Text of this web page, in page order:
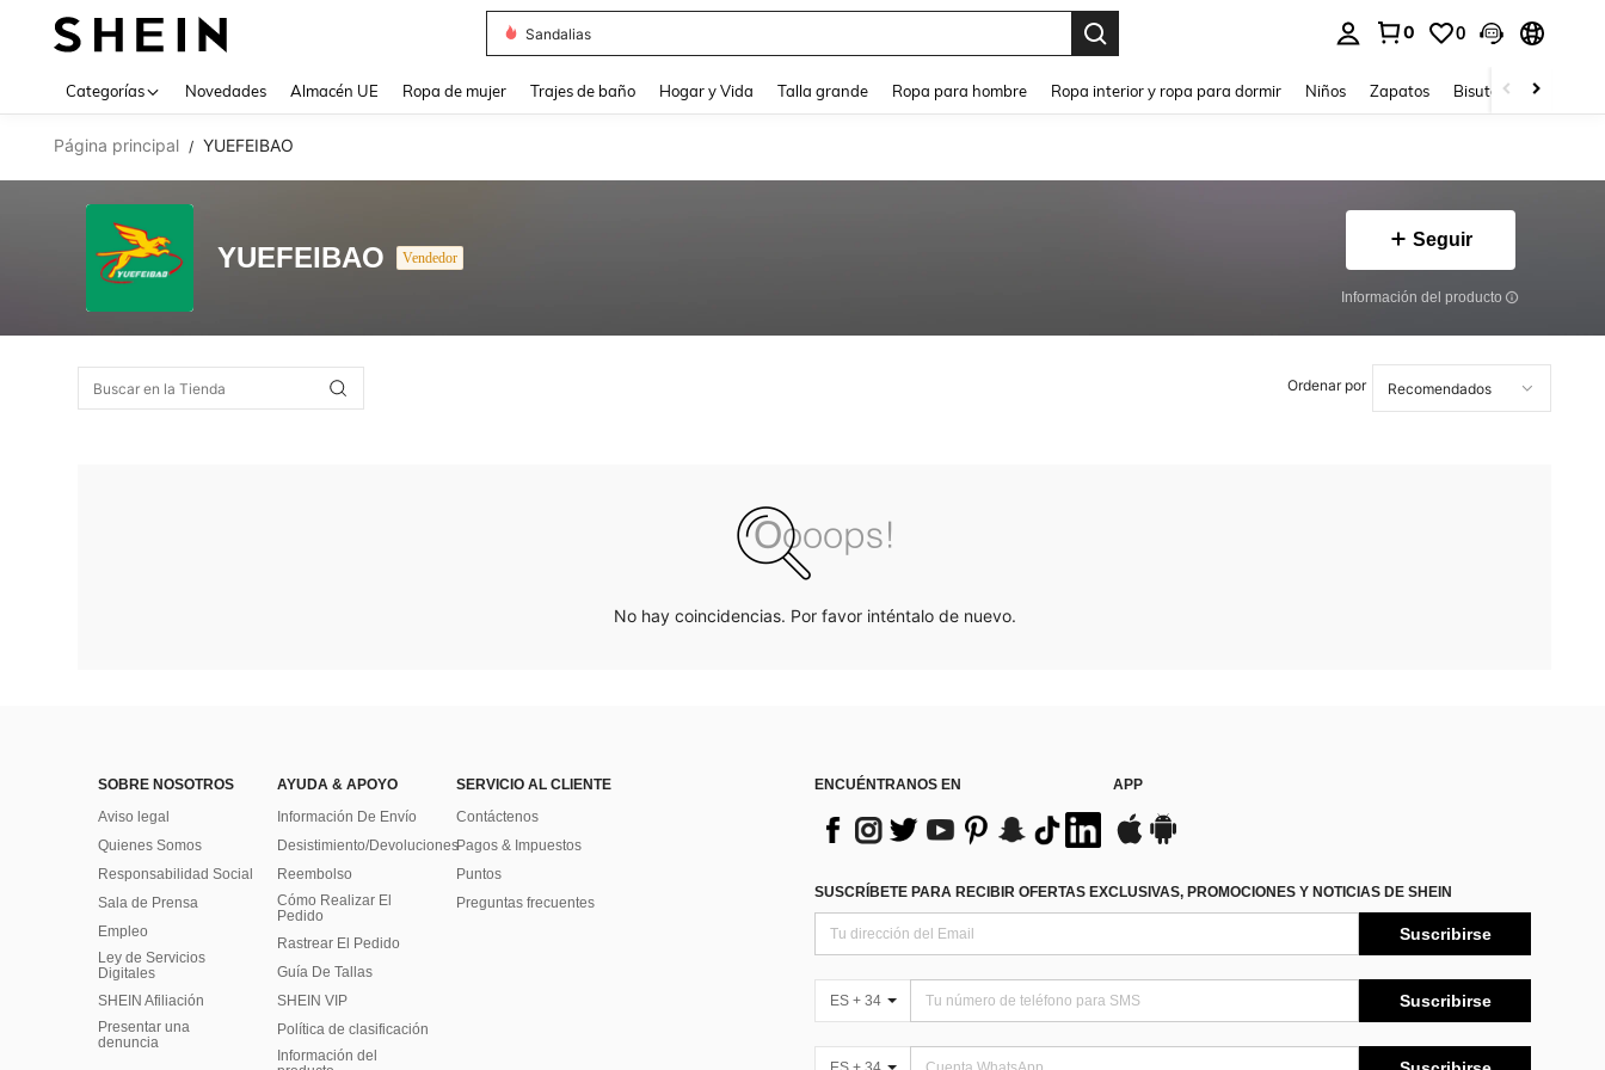
Sandalias
0 0
Categorías Novedades Almacén UE Ropa de mujer Trajes de baño Hogar y Vida Talla grande Ropa para hombre Ropa interior y ropa para dormir Niños Zapatos Bisutería Y
Página principal / YUEFEIBAO
YUEFEIBAO Vendedor
Seguir
Información del producto
Ordenar por
No hay coincidencias. Por favor inténtalo de nuevo.
SOBRE NOSOTROS
Aviso legal
Quienes Somos
Responsabilidad Social
Sala de Prensa
Empleo
Ley de Servicios
Digitales
SHEIN Afiliación
Presentar una
denuncia
AYUDA & APOYO
Información De Envío
Desistimiento/Devoluciones
Reembolso
Cómo Realizar El
Pedido
Rastrear El Pedido
Guía De Tallas
SHEIN VIP
Política de clasificación
​Información del
SERVICIO AL CLIENTE
Contáctenos
Pagos & Impuestos
Puntos
Preguntas frecuentes
ENCUÉNTRANOS EN APP
SUSCRÍBETE PARA RECIBIR OFERTAS EXCLUSIVAS, PROMOCIONES Y NOTICIAS DE SHEIN
Suscribirse
ES + 34 Suscribirse